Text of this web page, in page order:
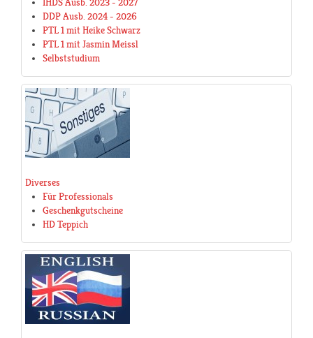
IHDS Ausb. 2023 - 2027
DDP Ausb. 2024 - 2026
PTL 1 mit Heike Schwarz
PTL 1 mit Jasmin Meissl
Selbststudium
Diverses
Für Professionals
Geschenkgutscheine
HD Teppich